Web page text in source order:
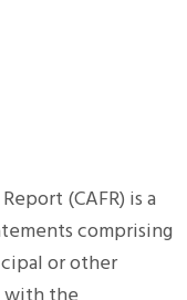
(CAFR) is a
comprising
or other